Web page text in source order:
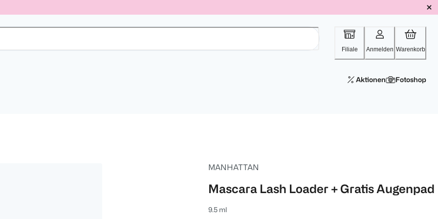
Filiale Anmelden Warenkorb
Aktionen Fotoshop
MANHATTAN
Mascara Lash Loader + Gratis Augenpad
9.5 ml